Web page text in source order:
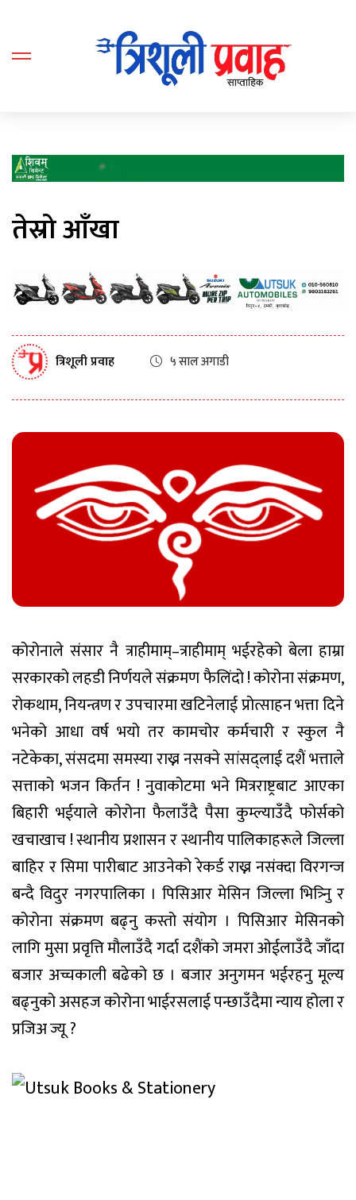
तेस्रो आँखा
त्रिशूली प्रवाह ५ साल अगाडी
कोरोनाले संसार नै त्राहीमाम्–त्राहीमाम् भईरहेको बेला हाम्रा
सरकारको लहडी निर्णयले संक्रमण फैलिंदो ! कोरोना संक्रमण,
रोकथाम, नियन्त्रण र उपचारमा खटिनेलाई प्रोत्साहन भत्ता दिने
भनेको आधा वर्ष भयो तर कामचोर कर्मचारी र स्कुल नै
नटेकेका, संसदमा समस्या राख्न नसक्ने सांसद्लाई दशैं भत्ताले
सत्ताको भजन किर्तन ! नुवाकोटमा भने मित्रराष्ट्रबाट आएका
बिहारी भईयाले कोरोना फैलाउँदै पैसा कुम्ल्याउँदै फोर्सको
खचाखाच ! स्थानीय प्रशासन र स्थानीय पालिकाहरूले जिल्ला
बाहिर र सिमा पारीबाट आउनेको रेकर्ड राख्न नसंक्दा विरगन्ज
बन्दै विदुर नगरपालिका । पिसिआर मेसिन जिल्ला भित्र्निु र
कोरोना संक्रमण बढ्नु कस्तो संयोग । पिसिआर मेसिनको
लागि मुसा प्रवृत्ति मौलाउँदै गर्दा दशैंको जमरा ओईलाउँदै जाँदा
बजार अच्चकाली बढेको छ । बजार अनुगमन भईरहनु मूल्य
बढ्नुको असहज कोरोना भाईरसलाई पन्छाउँदैमा न्याय होला र
प्रजिअ ज्यू ?